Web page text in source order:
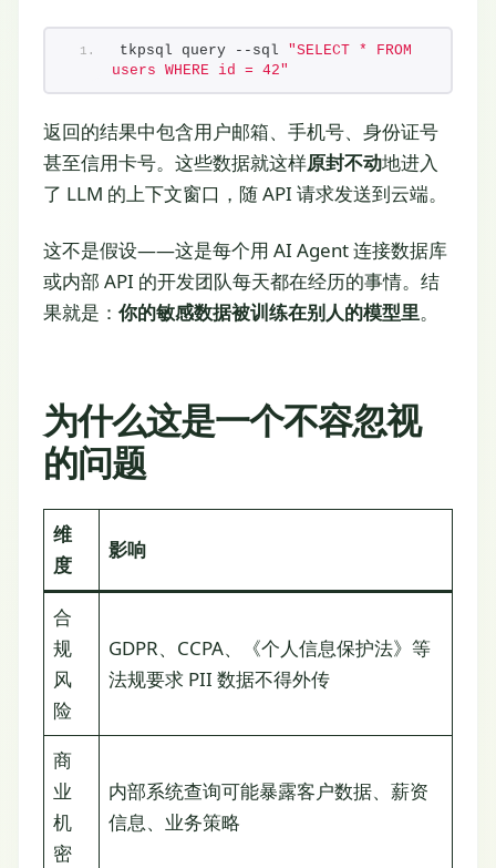
tkpsql query --sql "SELECT * FROM
users WHERE id = 42"
返回的结果中包含用户邮箱、手机号、身份证号
甚至信用卡号。这些数据就这样原封不动地进入
了 LLM 的上下文窗口，随 API 请求发送到云端。
这不是假设——这是每个用 AI Agent 连接数据库
或内部 API 的开发团队每天都在经历的事情。结
果就是： 你的敏感数据被训练在别人的模型里。
为什么这是一个不容忽视
的问题
维
度
影响
合
规
风
险
GDPR、CCPA、《个人信息保护法》等
法规要求 PII 数据不得外传
商
业
机
密
内部系统查询可能暴露客户数据、薪资
信息、业务策略